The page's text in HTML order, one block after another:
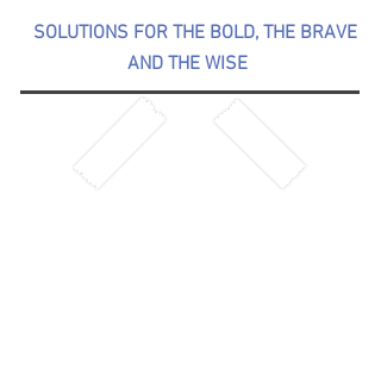
SOLUTIONS FOR THE BOLD, THE BRAVE
AND THE WISE